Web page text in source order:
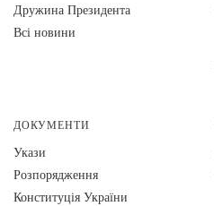
Дружина Президента
Всі новини
ДОКУМЕНТИ
Укази
Розпорядження
Конституція України